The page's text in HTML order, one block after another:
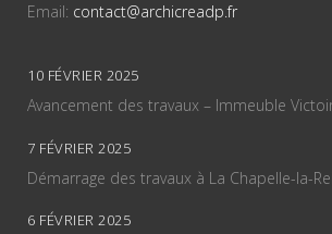
Email: contact@archicreadp.fr
10 FÉVRIER 2025
Avancement des travaux – Immeuble
7 FÉVRIER 2025
Démarrage des travaux à La Chapelle-la-
6 FÉVRIER 2025